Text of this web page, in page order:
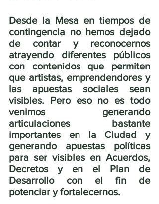
Desde la Mesa en tiempos de
contingencia no hemos dejado
de contar y reconocernos
atrayendo diferentes públicos
con contenidos que permiten
que artistas, emprendendores y
las apuestas sociales sean
visibles. Pero eso no es todo
venimos generando
articulaciones bastante
importantes en la Ciudad y
generando apuestas políticas
para ser visibles en Acuerdos,
Decretos y en el Plan de
Desarrollo con el fin de
potenciar y fortalecernos.